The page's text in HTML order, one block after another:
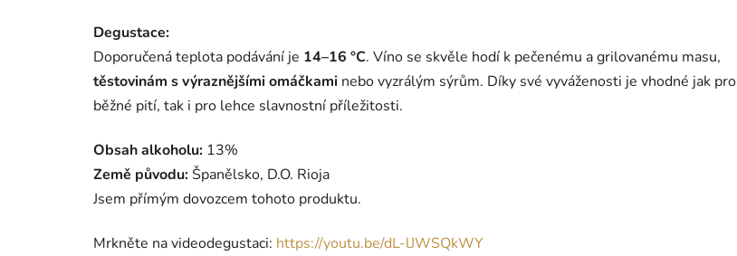
Degustace:
Doporučená teplota podávání je 14–16 °C. Víno se skvěle hodí k pečenému a grilovanému masu,
těstovinám s výraznějšími omáčkami nebo vyzrálým sýrům. Díky své vyváženosti je vhodné jak pro
běžné pití, tak i pro lehce slavnostní příležitosti.
Obsah alkoholu: 13%
Země původu:Španělsko, D.O. Rioja
Jsem přímým dovozcem tohoto produktu.
Mrkněte na videodegustaci: https://youtu.be/dL-lJWSQkWY